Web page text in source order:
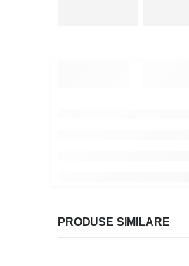
PRODUSE SIMILARE